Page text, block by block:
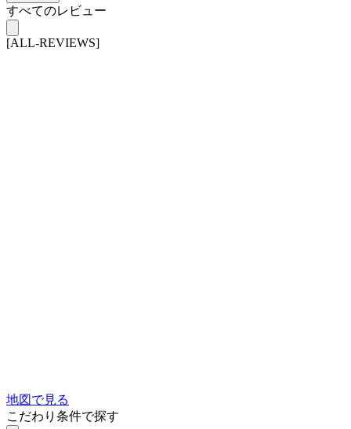
すべてのレビュー
[ALL-REVIEWS]
地図で見る
こだわり条件で探す